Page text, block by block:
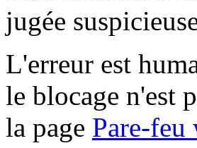
jugée
L'erreur est
le blocage n'est
la page Pare-feu